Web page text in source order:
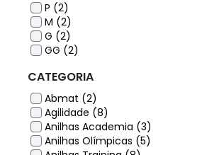
P (2)
M (2)
G (2)
GG (2)
CATEGORIA
Abmat (2)
Agilidade (8)
Anilhas Academia (3)
Anilhas Olímpicas (5)